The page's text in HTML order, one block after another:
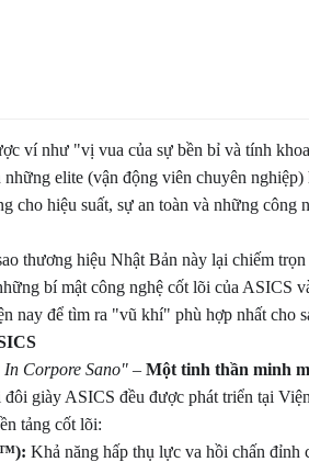
ví như "vị vua của sự bền bỉ và tính
elite (vận động viên chuyên nghiệp)
cho hiệu suất, sự an toàn và những công
thương hiệu Nhật Bản này lại chiếm
bí mật công nghệ cốt lõi của ASICS
nay để tìm ra "vũ khí" phù hợp nhất cho
In Corpore Sano" – Một tinh thần minh
giày ASICS đều được phát triển tại
tảng cốt lõi:
Khả năng hấp thụ lực va hồi chấn đỉnh